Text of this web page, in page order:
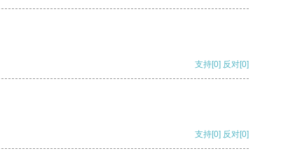
支持[0] 反对[0]
支持[0] 反对[0]